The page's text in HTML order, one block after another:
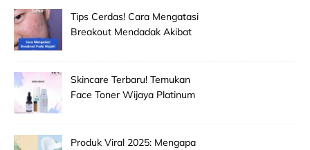
Kering!
Tips Cerdas! Cara Mengatasi
Breakout Mendadak Akibat
Skincare Terbaru! Temukan
Face Toner Wijaya Platinum
Efektif!
Produk Viral 2025: Mengapa